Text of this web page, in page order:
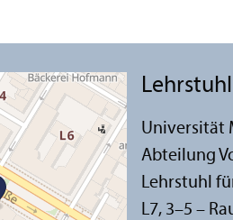
Universität
Abteilung
Lehr­stuhl
L7, 3–5 –